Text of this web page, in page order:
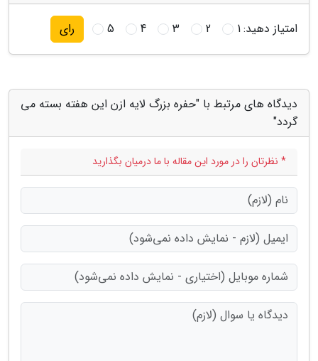
امتیاز دهید:1
2
3
4
5 رای
دیدگاه های مرتبط با "حفره بزرگ لایه ازن این هفته بسته می
گردد"
* نظرتان را در مورد این مقاله با ما درمیان بگذارید